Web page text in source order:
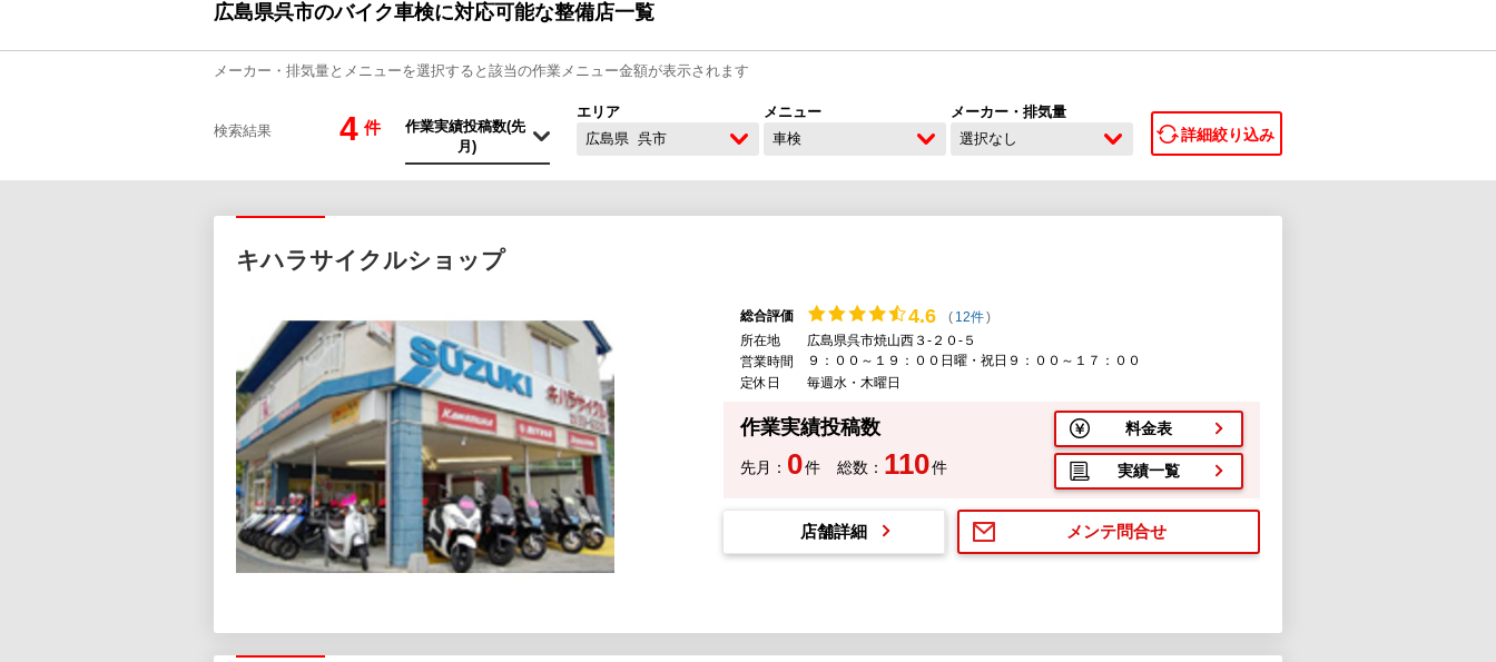
広島県呉市のバイク車検に対応可能な整備店一覧
メーカー・排気量とメニューを選択すると該当の作業メニュー金額が表示されます
検索結果 4 件
エリア
広島県 呉市
メニュー
車検
メーカー・排気量
選択なし
詳細絞り込み
キハラサイクルショップ
総合評価 4.6 ( 12件)
所在地
広島県呉市焼山西３-２０-５
営業時間
９：００～１９：００日曜・祝日９：００～１７：００
定休日
毎週水・木曜日
作業実績投稿数
先月： 0件 総数： 110件
料金表
実績一覧
メンテ問合せ
店舗詳細